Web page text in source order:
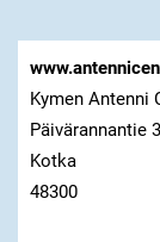
Kymen Antenni
Päivärannantie
Kotka
48300